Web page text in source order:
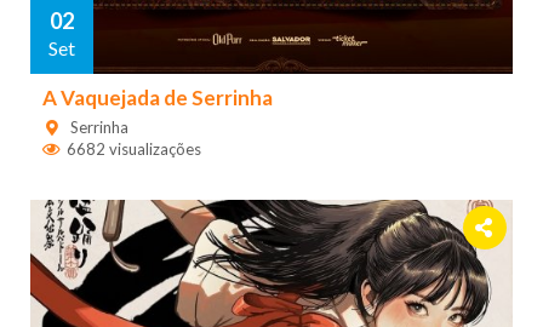
02
Set
A Vaquejada de Serrinha
Serrinha
6682 visualizações